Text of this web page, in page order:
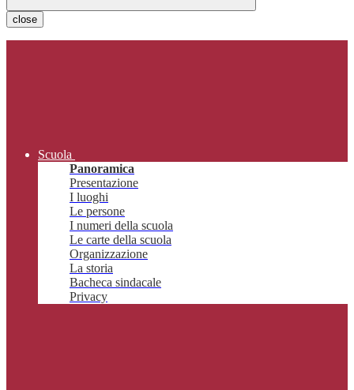
close
Scuola
Panoramica
Presentazione
I luoghi
Le persone
I numeri della scuola
Le carte della scuola
Organizzazione
La storia
Bacheca sindacale
Privacy